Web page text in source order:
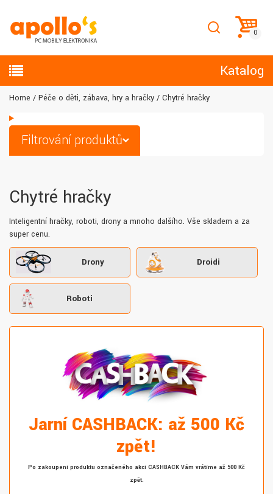
Katalog
Home Péče o děti, zábava, hry a hračky Chytré hračky
Filtrování produktů
Chytré hračky
Inteligentní hračky, roboti, drony a mnoho dalšího. Vše skladem a za
super cenu.
Drony Droidi
Roboti
Jarní CASHBACK: až 500 Kč
zpět!
Po zakoupení produktu označeného akcí CASHBACK Vám vrátíme až 500 Kč
zpět.